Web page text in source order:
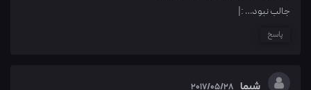
جالب نبود… :|
پاسخ
شیما 2017/05/28